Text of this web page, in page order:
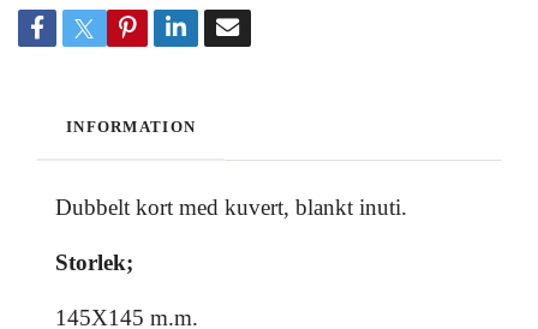
INFORMATION
Dubbelt kort med kuvert, blankt inuti.
Storlek;
145X145 m.m.